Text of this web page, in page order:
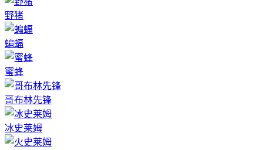
野猪
蝙蝠
蜜蜂
哥布林先锋
冰史莱姆